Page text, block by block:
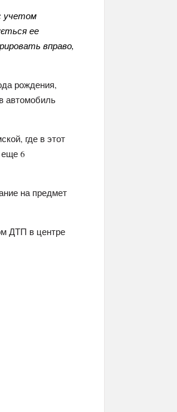
учетом
ее
вправо,
рождения,
автомобиль
где в этот
еще 6
на предмет
ДТП в центре